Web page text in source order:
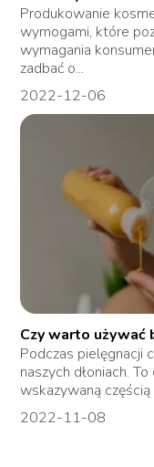
Produkowanie
wymogami, które
wymagania
zadbać o...
2022-12-06
Czy warto używać
Podczas pielęgnacji
naszych dłoniach.
wskazywaną częścią
2022-11-08